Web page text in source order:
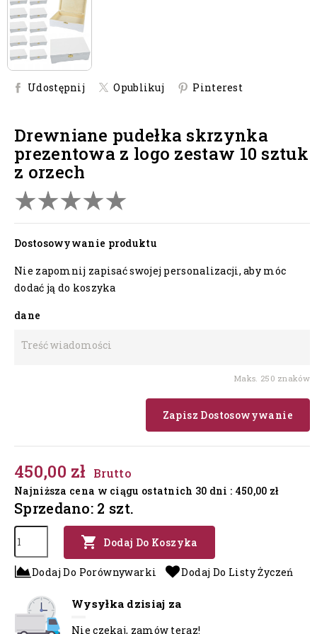
Udostępnij Opublikuj Pinterest
drewniane pudełka skrzynka
prezentowa z logo zestaw 10 sztuk
z orzech
Dostosowywanie produktu
Nie zapomnij zapisać swojej personalizacji, aby móc
dodać ją do koszyka
dane
Maks. 250 znaków
Zapisz Dostosowywanie
450,00 zł Brutto
Najniższa cena w ciągu ostatnich 30 dni : 450,00 zł
Sprzedano: 2 szt.
 Dodaj Do Koszyka
Dodaj Do Porównywarki Dodaj Do Listy Życzeń
Wysyłka dzisiaj za
Nie czekaj, zamów teraz!